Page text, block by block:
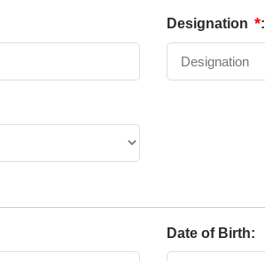
Designation *:
Date of Birth: